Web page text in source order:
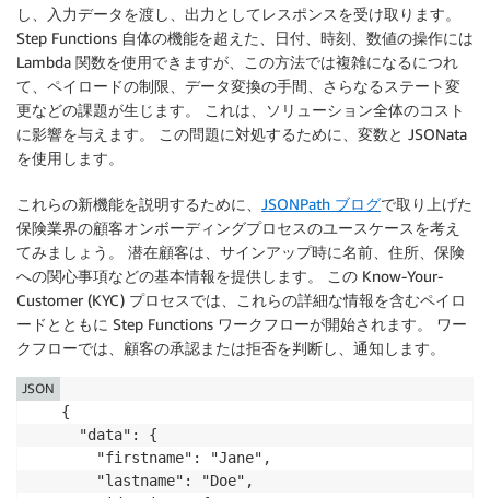
し、入力データを渡し、出力としてレスポンスを受け取ります。
Step Functions 自体の機能を超えた、日付、時刻、数値の操作には
Lambda 関数を使用できますが、この方法では複雑になるにつれ
て、ペイロードの制限、データ変換の手間、さらなるステート変
更などの課題が生じます。 これは、ソリューション全体のコスト
に影響を与えます。 この問題に対処するために、変数と JSONata
を使用します。
これらの新機能を説明するために、 JSONPath ブログで取り上げた
保険業界の顧客オンボーディングプロセスのユースケースを考え
てみましょう。 潜在顧客は、サインアップ時に名前、住所、保険
への関心事項などの基本情報を提供します。 この Know-Your-
Customer (KYC) プロセスでは、これらの詳細な情報を含むペイロ
ードとともに Step Functions ワークフローが開始されます。 ワー
クフローでは、顧客の承認または拒否を判断し、通知します。
{
  "data": {
    "firstname": "Jane",
    "lastname": "Doe",
JSON